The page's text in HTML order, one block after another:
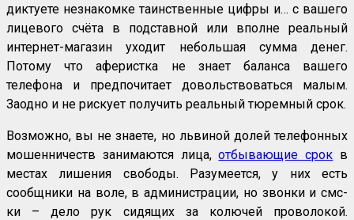
диктуете незнакомке таинственные цифры и… с вашего
лицевого счёта в подставной или вполне реальный
интернет-магазин уходит небольшая сумма денег.
Потому что аферистка не знает баланса вашего
телефона и предпочитает довольствоваться малым.
Заодно и не рискует получить реальный тюремный срок.
Возможно, вы не знаете, но львиной долей телефонных
мошенничеств занимаются лица,отбывающие срок в
местах лишения свободы. Разумеется, у них есть
сообщники на воле, в администрации, но звонки и смс-
ки – дело рук сидящих за колючей проволокой.